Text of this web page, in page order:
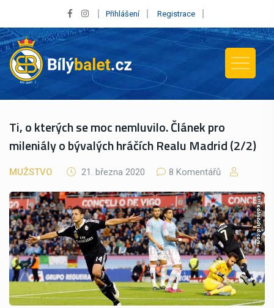
Přihlášení Registrace
Ti, o kterých se moc nemluvilo. Článek pro
mileniály o bývalých hráčích Realu Madrid (2/2)
MUŽSTVO 21. března 2020 8 Komentářů